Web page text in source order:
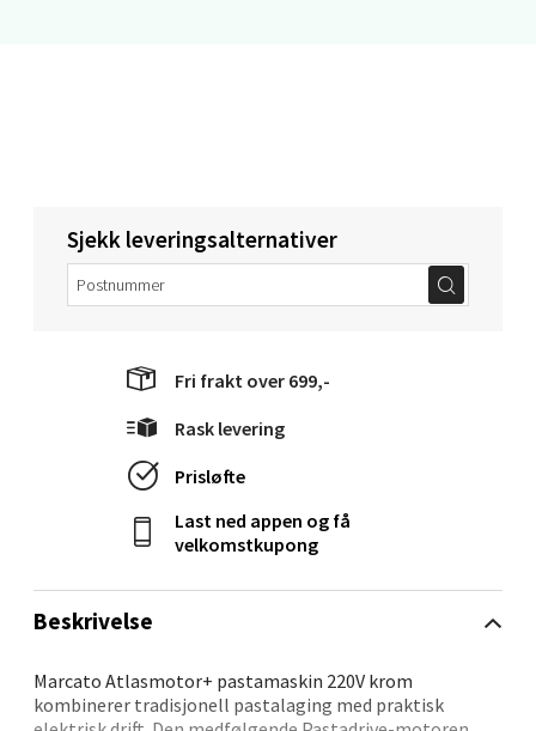
Beskrivelse
Marcato Atlasmotor+ pastamaskin 220V krom
kombinerer tradisjonell pastalaging med praktisk
Sjekk leveringsalternativer
Fri frakt over 699,-
Rask levering
Prisløfte
Last ned appen og få
velkomstkupong
Molde - Moldetorget
Torget 1, 6413 Molde
Åpent i dag 10-20